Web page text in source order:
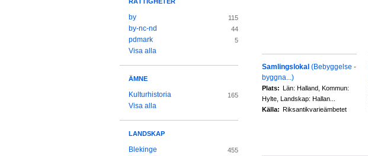
Samlingslokal (Bebyggelse -
byggna...)
Plats: Län: Halland, Kommun:
Hylte, Landskap: Hallan...
Källa: Riksantikvarieämbetet
by 115
by-nc-nd 44
pdmark 5
Visa alla
ÄMNE
Kulturhistoria 165
Visa alla
LANDSKAP
Blekinge 455